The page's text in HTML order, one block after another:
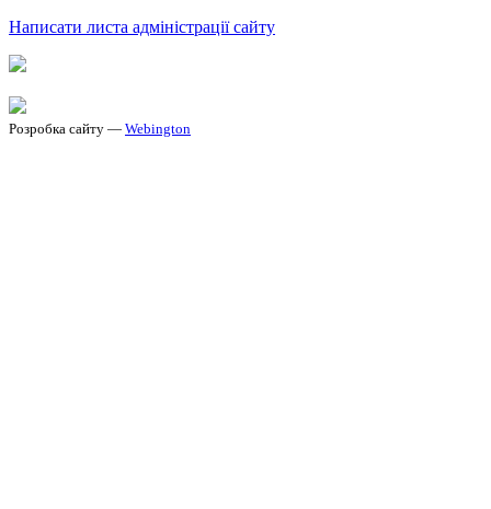
Написати листа адміністрації сайту
Розробка сайту — Webington